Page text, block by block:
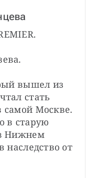
вышел из
стать
самой Москве.
в старую
Нижнем
наследство от